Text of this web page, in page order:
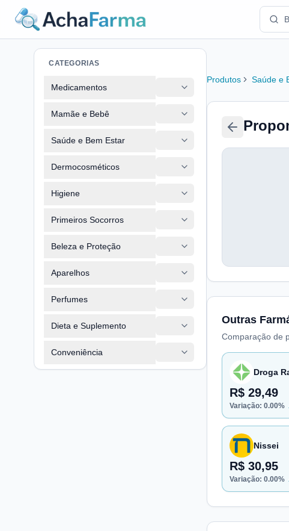
CATEGORIAS
Medicamentos
Mamãe e Bebê
Saúde e Bem Estar
Dermocosméticos
Higiene
Primeiros Socorros
Beleza e Proteção
Aparelhos
Perfumes
Dieta e Suplemento
Conveniência
Produtos Saúde e
Outras
Comparação de
Droga
R$ 29,49
Variação: 0.00%
Nissei
R$ 30,95
Variação: 0.00%